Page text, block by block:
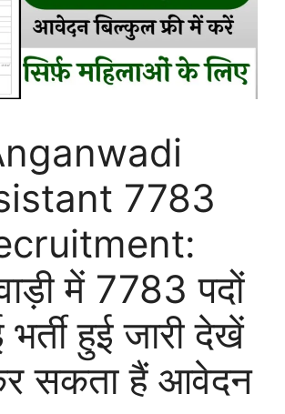
7783
में 7783 पदों
हुई जारी देखें
सकता हैं आवेदन